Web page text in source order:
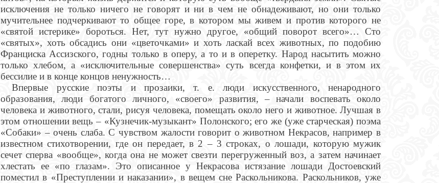
исключения не только ничего не говорят и ни в чем не обнадеживают, но они только
мучительнее подчеркивают то общее горе, в котором мы живем и против которого не
«святой истерике» бороться. Нет, тут нужно другое, «общий поворот всего»… Сто
«святых», хоть обсадись они «цветочками» и хоть ласкай всех животных, по подобию
Франциска Ассизского, годны только в оперу, а то и в оперетку. Народ насытить можно
только хлебом, а «исключительные совершенства» суть всегда конфетки, и в этом их
бессилие и в конце концов ненужность…
Впервые русские поэты и прозаики, т. е. люди искусственного, ненародного
образования, люди богатого личного, «своего» развития, – начали воспевать около
человека и животного, стали, рисуя человека, помещать около него и животное. Лучшая в
этом отношении вещь – «Кузнечик-музыкант» Полонского; его же (уже старческая) поэма
«Собаки» – очень слаба. С чувством жалости говорит о животном Некрасов, например в
известном стихотворении, где он передает, в 2 – 3 строках, о лошади, которую мужик
сечет сперва «вообще», когда она не может свезти перегруженный воз, а затем начинает
хлестать ее «по глазам». Это описанное у Некрасова истязание лошади Достоевский
поместил в «Преступлении и наказании», в вещем сне Раскольникова. Раскольников, уже